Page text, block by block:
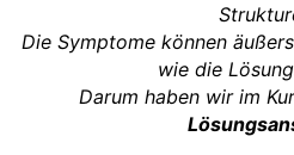
Die Symptome können
wie die
Darum haben wir im